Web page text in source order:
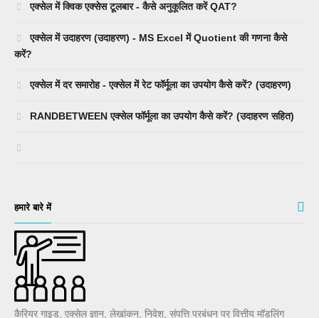
एक्सेल में क्विक एक्सेस टूलबार - कैसे अनुकूलित करें QAT?
एक्सेल में उदाहरण (उदाहरण) - MS Excel में Quotient की गणना कैसे
करें?
एक्सेल में दर समारोह - एक्सेल में रेट फॉर्मूला का उपयोग कैसे करें? (उदाहरण)
RANDBETWEEN एक्सेल फॉर्मूला का उपयोग कैसे करें? (उदाहरण सहित)
हमारे बारे में
कैरियर गाइड, एक्सेल ज्ञान, लेखांकन, निवेश, संपत्ति प्रबंधन पर वित्तीय मॉडलिंग